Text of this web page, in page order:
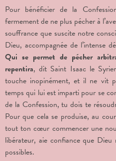
Pour bénéficier de la
fermement de ne plus pécher à
souffrance que suscite notre
Dieu, accompagnée de l’intense
Qui se permet de pécher
repentira, dit Saint Isaac le
touche inopinément, et il ne vit
temps qui lui est imparti pour se
de la Confession, tu dois te
Pour que cela se produise, au
tout ton cœur commencer une
libérateur, aie confiance que
possibles.